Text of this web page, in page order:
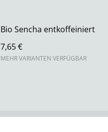
Bio Sencha entkoffeiniert
7,65 €
MEHR VARIANTEN VERFÜGBAR